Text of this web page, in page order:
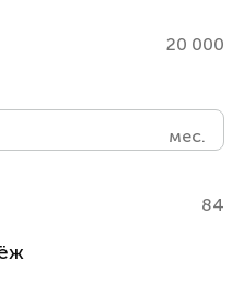
20 000
мес.
84